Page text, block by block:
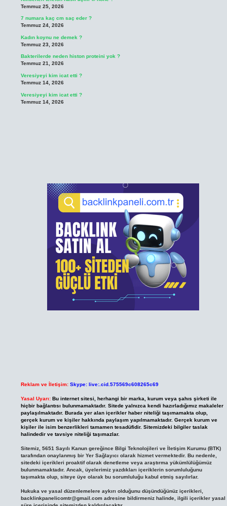
Temmuz 25, 2026
7 numara kaç cm saç eder ?
Temmuz 24, 2026
Kadın koynu ne demek ?
Temmuz 23, 2026
Bakterilerde neden histon proteini yok ?
Temmuz 21, 2026
Veresiyeyi kim icat etti ?
Temmuz 14, 2026
Veresiyeyi kim icat etti ?
Temmuz 14, 2026
Reklam ve İletişim: Skype: live:.cid.575569c608265c69
Yasal Uyarı: Bu internet sitesi, herhangi bir marka, kurum veya şahıs şirketi ile
hiçbir bağlantısı bulunmamaktadır. Sitede yalnızca kendi hazırladığımız makaleler
paylaşılmaktadır. Burada yer alan içerikler haber niteliği taşımamakta olup,
gerçek kurum ve kişiler hakkında paylaşım yapılmamaktadır. Gerçek kurum ve
kişiler ile isim benzerlikleri tamamen tesadüfidir. Sitemizdeki bilgiler taslak
halindedir ve tavsiye niteliği taşımazlar.
Sitemiz, 5651 Sayılı Kanun gereğince Bilgi Teknolojileri ve İletişim Kurumu (BTK)
tarafından onaylanmış bir Yer Sağlayıcı olarak hizmet vermektedir. Bu nedenle,
sitedeki içerikleri proaktif olarak denetleme veya araştırma yükümlülüğümüz
bulunmamaktadır. Ancak, üyelerimiz yazdıkları içeriklerin sorumluluğunu
taşımakta olup, siteye üye olarak bu sorumluluğu kabul etmiş sayılırlar.
Hukuka ve yasal düzenlemelere aykırı olduğunu düşündüğünüz içerikleri,
backlinkpanelicomtr@gmail.comadresine bildirmeniz halinde, ilgili içerikler yasal